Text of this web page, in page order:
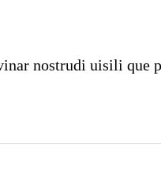
nostrudi uisili que